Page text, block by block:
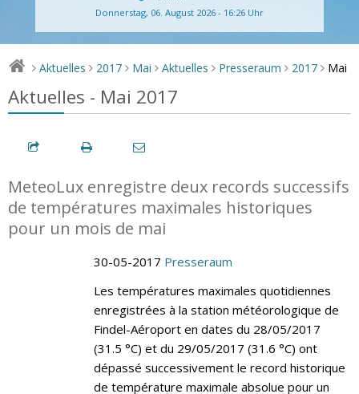
Donnerstag, 06. August 2026 - 16:26 Uhr
> Aktuelles > 2017 > Mai > Aktuelles > Presseraum > 2017 > Mai
Aktuelles - Mai 2017
MeteoLux enregistre deux records successifs
de températures maximales historiques
pour un mois de mai
30-05-2017 Presseraum
Les températures maximales quotidiennes
enregistrées à la station météorologique de
Findel-Aéroport en dates du 28/05/2017
(31.5 °C) et du 29/05/2017 (31.6 °C) ont
dépassé successivement le record historique
de température maximale absolue pour un